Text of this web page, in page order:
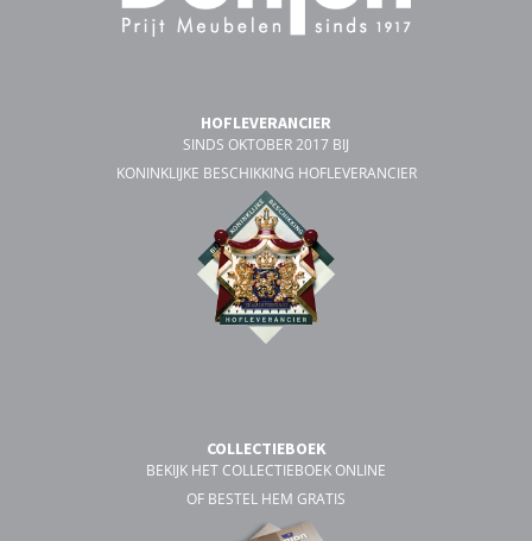
HOFLEVERANCIER
SINDS OKTOBER 2017 BIJ
KONINKLIJKE BESCHIKKING HOFLEVERANCIER
COLLECTIEBOEK
BEKIJK HET COLLECTIEBOEK ONLINE
OF BESTEL HEM GRATIS